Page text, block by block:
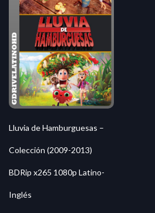
Lluvia de Hamburguesas –
Colección (2009-2013)
BDRip x265 1080p Latino-
Inglés